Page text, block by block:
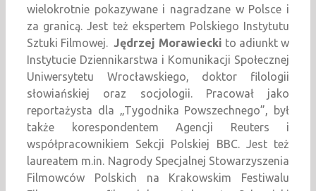
wielokrotnie pokazywane i nagradzane w Polsce i
za granicą. Jest też ekspertem Polskiego Instytutu
Sztuki Filmowej.Jędrzej Morawiecki to adiunkt w
Instytucie Dziennikarstwa i Komunikacji Społecznej
Uniwersytetu Wrocławskiego, doktor filologii
słowiańskiej oraz socjologii. Pracował jako
reportażysta dla „Tygodnika Powszechnego”, był
także korespondentem Agencji Reuters i
współpracownikiem Sekcji Polskiej BBC. Jest też
laureatem m.in. Nagrody Specjalnej Stowarzyszenia
Filmowców Polskich na Krakowskim Festiwalu